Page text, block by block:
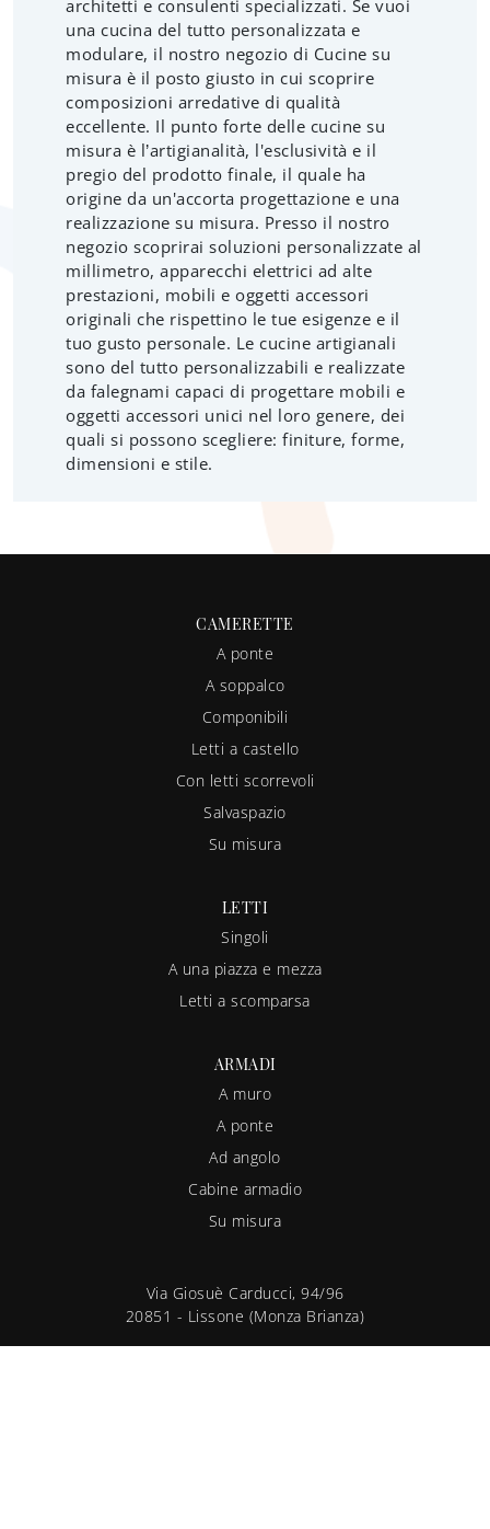
architetti e consulenti specializzati. Se vuoi
una cucina del tutto personalizzata e
modulare, il nostro negozio di Cucine su
misura è il posto giusto in cui scoprire
composizioni arredative di qualità
eccellente. Il punto forte delle cucine su
misura è l’artigianalità, l'esclusività e il
pregio del prodotto finale, il quale ha
origine da un'accorta progettazione e una
realizzazione su misura. Presso il nostro
negozio scoprirai soluzioni personalizzate al
millimetro, apparecchi elettrici ad alte
prestazioni, mobili e oggetti accessori
originali che rispettino le tue esigenze e il
tuo gusto personale. Le cucine artigianali
sono del tutto personalizzabili e realizzate
da falegnami capaci di progettare mobili e
oggetti accessori unici nel loro genere, dei
quali si possono scegliere: finiture, forme,
dimensioni e stile.
CAMERETTE
A ponte
A soppalco
Componibili
Letti a castello
Con letti scorrevoli
Salvaspazio
Su misura
LETTI
Singoli
A una piazza e mezza
Letti a scomparsa
ARMADI
A muro
A ponte
Ad angolo
Cabine armadio
Su misura
Via Giosuè Carducci, 94/96
20851 - Lissone (Monza Brianza)